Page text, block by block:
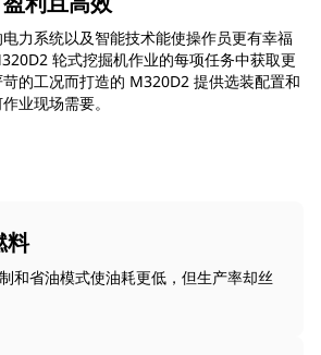
力系统以及智能技术能使操作员更有幸福
轮式挖掘机作业的每项任务中获取更
的工况而打造的 M320D2 提供选装配置和
业现场需要。
料
和省油模式使油耗更低，但生产率却丝